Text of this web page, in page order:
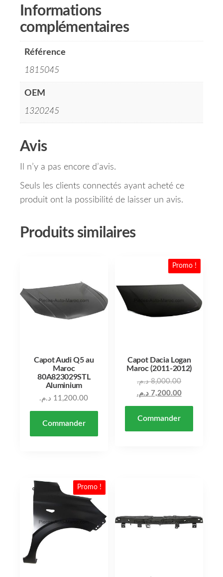
Informations
complémentaires
Référence
1815045
OEM
1320245
Avis
Il n’y a pas encore d’avis.
Seuls les clients connectés ayant acheté ce
produit ont la possibilité de laisser un avis.
Produits similaires
Capot Audi Q5 au
Maroc
80A823029STL
Aluminium
11,200.00 د.م.
Commander
Promo !
Capot Dacia Logan
Maroc (2011-2012)
8,000.00 د.م.
7,200.00 د.م.
Commander
Promo !